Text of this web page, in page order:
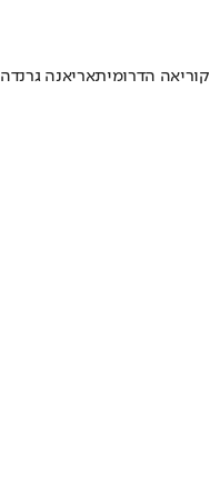
קוריאה הדרומיתאריאנה גרנדה